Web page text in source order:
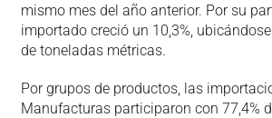
mismo mes del año anterior. Por su
importado creció un 10,3%,
de toneladas métricas.
Por grupos de productos, las
Manufacturas participaron con 77,4%